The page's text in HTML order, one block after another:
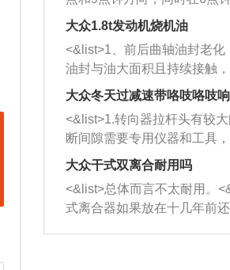
杂物推到排气管里面的位置
三元催化器拆解开，就可以将
西取出来。但如果是因为积
的堵塞，就需要将三元催化
洗剂对堵塞的情况得到解决，
放在燃油箱中，与燃油混合后
动时，就可以和汽油一起进
室，最后形成废气排出，就可
催化器得到清洗，排气管堵塞
能够得到解决。
方向做一个标记。 <&list>2、
一圈半的练习，往右同样也
圈数。 <&list>3、最后强调
习，这样就可以形成肌肉记忆
驾驶车辆时，不需要记忆也
向。
大众1.8t发动机烧机油
<&list>1、前后曲轴油封老化
油封与油大面积且持续接触
和发动机内持续温度变化使其
逐渐减弱，导致渗油或漏油
活塞间隙过大：积碳会使活
的间隙扩大，导致机油流入
造成烧机油。<&list>3、机油
机油粘度过小的话，同样会
象，机油粘度过小具有很好的
大众冬天过减速带咯吱咯吱响
<&list>1.转向器拉杆头有较大
断间隙需要专用仪器和工具
无法制作，需要将车辆送到修
店；<&list>2.车辆半轴套管防
裂，破裂后会出现漏油现象，
损严重，磨损的半轴容易损坏
响；<&list>3.稳定器的转向
大众干式双离合耐用吗
<&list>总体而言不太耐用。
式离合器如果放在十几年前